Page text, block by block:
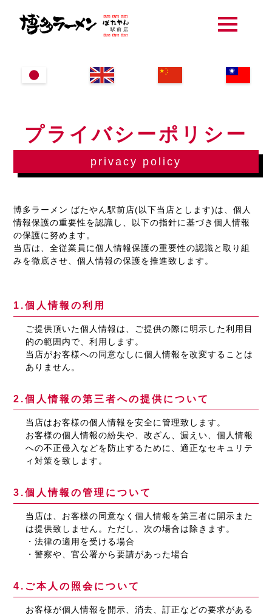
t
o
e
n
a
t
o
プライバシーポリシー
privacy policy
博多ラーメン ばたやん駅前店(以下当店とします)は、個人
情報保護の重要性を認識し、以下の指針に基づき個人情報
の保護に努めます。
当店は、全従業員に個人情報保護の重要性の認識と取り組
みを徹底させ、個人情報の保護を推進致します。
1.個人情報の利用
ご提供頂いた個人情報は、ご提供の際に明示した利用目
的の範囲内で、利用します。
当店がお客様への同意なしに個人情報を改変することは
ありません。
2.個人情報の第三者への提供について
当店はお客様の個人情報を安全に管理致します。
お客様の個人情報の紛失や、改ざん、漏えい、個人情報
への不正侵入などを防止するために、適正なセキュリテ
ィ対策を致します。
3.個人情報の管理について
当店は、お客様の同意なく個人情報を第三者に開示また
は提供致しません。ただし、次の場合は除きます。
・法律の適用を受ける場合
・警察や、官公署から要請があった場合
4.ご本人の照会について
お客様が個人情報を開示、消去、訂正などの要求がある